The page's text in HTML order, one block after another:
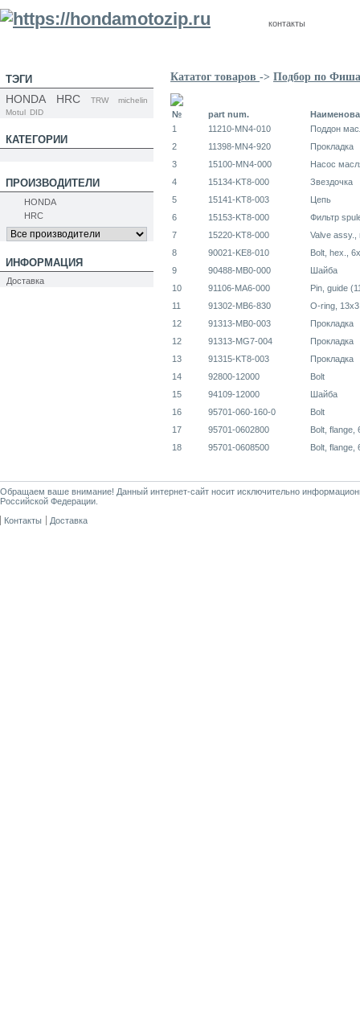
контакты
ТЭГИ
HONDA HRC TRW
michelin
Motul DID
КАТЕГОРИИ
ПРОИЗВОДИТЕЛИ
HONDA
HRC
ИНФОРМАЦИЯ
Доставка
Кататог товаров -> Подбор по
№ part num.
1
11210-MN4-010
Поддон
2
11398-MN4-920
Прокладка
3
15100-MN4-000
Насос
4
15134-KT8-000
Звездочка
5
15141-KT8-003
Цепь
6
15153-KT8-000
Фильтр
7
15220-KT8-000
Valve assy.,
8
90021-KE8-010
Bolt, hex.,
9
90488-MB0-000
Шайба
10
91106-MA6-000
Pin, guide
11
91302-MB6-830
O-ring,
12
91313-MB0-003
Прокладка
12
91313-MG7-004
Прокладка
13
91315-KT8-003
Прокладка
14
92800-12000
Bolt
15
94109-12000
Шайба
16
95701-060-160-0
Bolt
17
95701-0602800
Bolt, flange,
18
95701-0608500 Bolt, flange,
Обращаем ваше внимание! Данный интернет-сайт носит исключительно
Российской Федерации.
Контакты
Доставка